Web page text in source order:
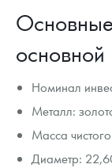
Номинал
Металл:
Масса
Диаметр: